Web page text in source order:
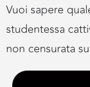
Vuoi sapere
studentessa
non censurata